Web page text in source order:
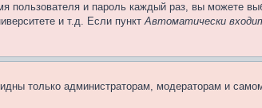
пользователя и пароль каждый раз, вы можете
и т.д. Если пунктАвтоматически
только администраторам, модераторам и